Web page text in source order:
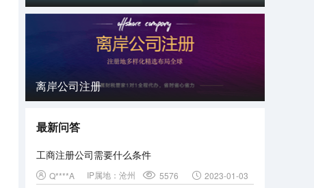
离岸公司注册
最新问答
工商注册公司需要什么条件
Q****A IP属地： 沧州 5576 2023-01-03